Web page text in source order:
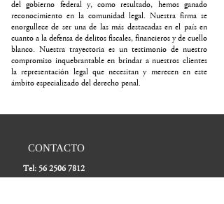
del gobierno federal y, como resultado, hemos ganado
reconocimiento en la comunidad legal. Nuestra firma se
enorgullece de ser una de las más destacadas en el país en
cuanto a la defensa de delitos fiscales, financieros y de cuello
blanco. Nuestra trayectoria es un testimonio de nuestro
compromiso inquebrantable en brindar a nuestros clientes
la representación legal que necesitan y merecen en este
ámbito especializado del derecho penal.
CONTACTO
Tel: 56 2506 7812